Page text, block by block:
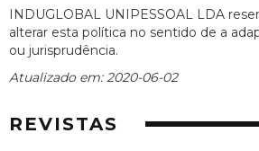
INDUGLOBAL UNIPESSOAL LDA
alterar esta política no sentido de a
ou jurisprudência.
Atualizado em: 2020-06-02
REVISTAS